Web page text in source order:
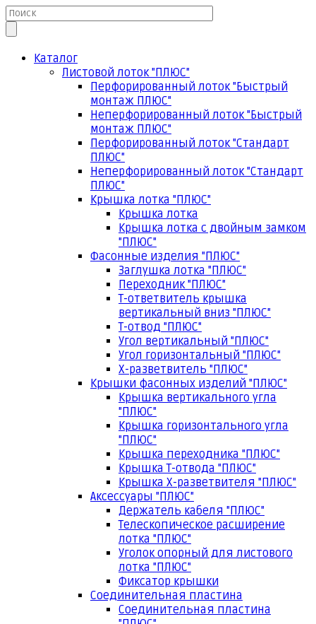
Каталог
Листовой лоток "ПЛЮС"
Перфорированный лоток "Быстрый
монтаж ПЛЮС"
Неперфорированный лоток "Быстрый
монтаж ПЛЮС"
Перфорированный лоток "Стандарт
ПЛЮС"
Неперфорированный лоток "Стандарт
ПЛЮС"
Крышка лотка "ПЛЮС"
Крышка лотка
Крышка лотка с двойным замком
"ПЛЮС"
Фасонные изделия "ПЛЮС"
Заглушка лотка "ПЛЮС"
Переходник "ПЛЮС"
Т-ответвитель крышка
вертикальный вниз "ПЛЮС"
Т-отвод "ПЛЮС"
Угол вертикальный "ПЛЮС"
Угол горизонтальный "ПЛЮС"
Х-разветвитель "ПЛЮС"
Крышки фасонных изделий "ПЛЮС"
Крышка вертикального угла
"ПЛЮС"
Крышка горизонтального угла
"ПЛЮС"
Крышка переходника "ПЛЮС"
Крышка Т-отвода "ПЛЮС"
Крышка Х-разветвителя "ПЛЮС"
Аксессуары "ПЛЮС"
Держатель кабеля "ПЛЮС"
Телескопическое расширение
лотка "ПЛЮС"
Уголок опорный для листового
лотка "ПЛЮС"
Фиксатор крышки
Соединительная пластина
Соединительная пластина